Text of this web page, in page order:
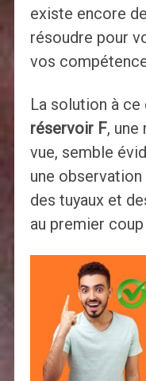
existe encore
résoudre pour
vos
La solution à
réservoir F, une
vue, semble
une
des tuyaux et
au premier